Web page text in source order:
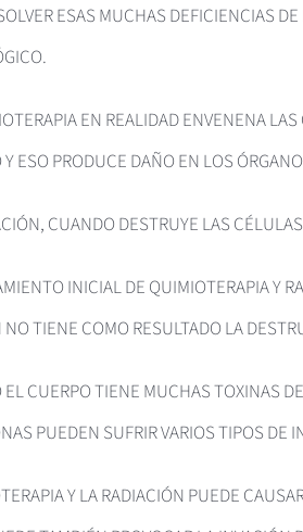
ESAS MUCHAS DEFICIENCIAS
EN REALIDAD ENVENENA
ESO PRODUCE DAÑO EN LOS
CUANDO DESTRUYE LAS
INICIAL DE QUIMIOTERAPIA Y
NO TIENE COMO RESULTADO LA
CUERPO TIENE MUCHAS TOXINAS
PUEDEN SUFRIR VARIOS TIPOS DE
Y LA RADIACIÓN PUEDE